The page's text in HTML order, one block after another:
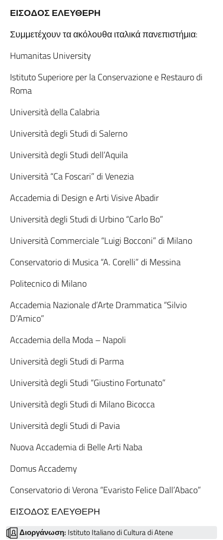
ΕΙΣΟΔΟΣ ΕΛΕΥΘΕΡΗ
Συμμετέχουν τα ακόλουθα ιταλικά πανεπιστήμια:
Humanitas University
Istituto Superiore per la Conservazione e Restauro di
Roma
Università della Calabria
Università degli Studi di Salerno
Università degli Studi dell’Aquila
Università “Ca Foscari” di Venezia
Accademia di Design e Arti Visive Abadir
Università degli Studi di Urbino “Carlo Bo”
Università Commerciale “Luigi Bocconi” di Milano
Conservatorio di Musica “A. Corelli” di Messina
Politecnico di Milano
Accademia Nazionale d’Arte Drammatica “Silvio
D’Amico”
Accademia della Moda – Napoli
Università degli Studi di Parma
Università degli Studi “Giustino Fortunato”
Università degli Studi di Milano Bicocca
Università degli Studi di Pavia
Nuova Accademia di Belle Arti Naba
Domus Accademy
Conservatorio di Verona “Evaristo Felice Dall’Abaco”
ΕΙΣΟΔΟΣ ΕΛΕΥΘΕΡΗ
Διοργάνωση: Istituto Italiano di Cultura di Atene